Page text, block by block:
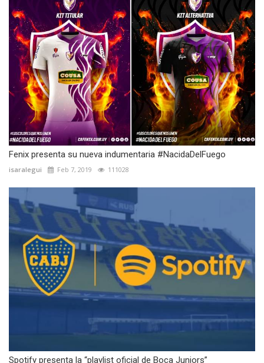
Fenix presenta su nueva indumentaria #NacidaDelFuego
isaralegui Feb 7, 2019 111028
Spotify presenta la “playlist oficial de Boca Juniors”